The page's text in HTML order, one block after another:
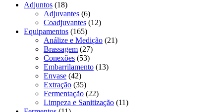
Adjuntos (18)
Adjuvantes (6)
Coadjuvantes (12)
Equipamentos (165)
Análize e Medição (21)
Brassagem (27)
Conexões (53)
Embarrilamento (13)
Envase (42)
Extração (35)
Fermentação (22)
Limpeza e Sanitização (11)